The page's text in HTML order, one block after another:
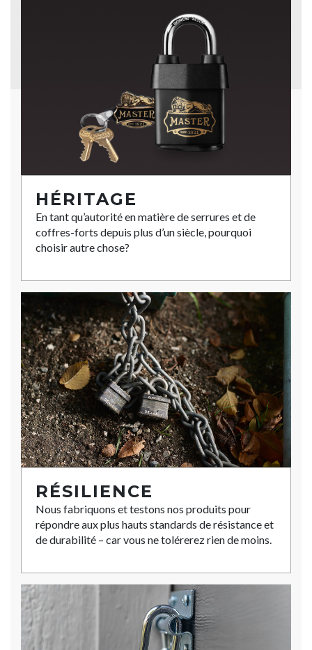
HÉRITAGE
En tant qu’autorité en matière de serrures et de
coffres-forts depuis plus d’un siècle, pourquoi
choisir autre chose?
RÉSILIENCE
Nous fabriquons et testons nos produits pour
répondre aux plus hauts standards de résistance et
de durabilité – car vous ne tolérerez rien de moins.